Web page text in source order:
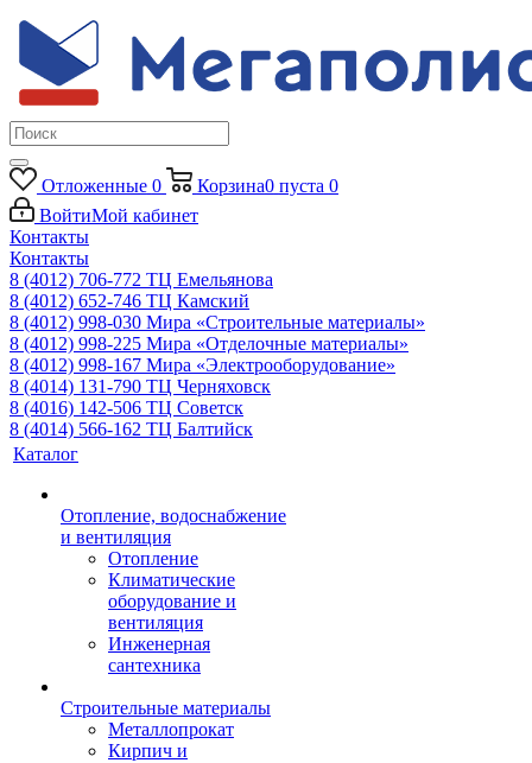
Отложенные 0 Корзина0 пуста 0
ВойтиМой кабинет
Контакты
Контакты
8 (4012) 706-772 ТЦ Емельянова
8 (4012) 652-746 ТЦ Камский
8 (4012) 998-030 Мира «Строительные материалы»
8 (4012) 998-225 Мира «Отделочные материалы»
8 (4012) 998-167 Мира «Электрооборудование»
8 (4014) 131-790 ТЦ Черняховск
8 (4016) 142-506 ТЦ Советск
8 (4014) 566-162 ТЦ Балтийск
Каталог
Отопление, водоснабжение
и вентиляция
Отопление
Климатические
оборудование и
вентиляция
Инженерная
сантехника
Строительные материалы
Металлопрокат
Кирпич и